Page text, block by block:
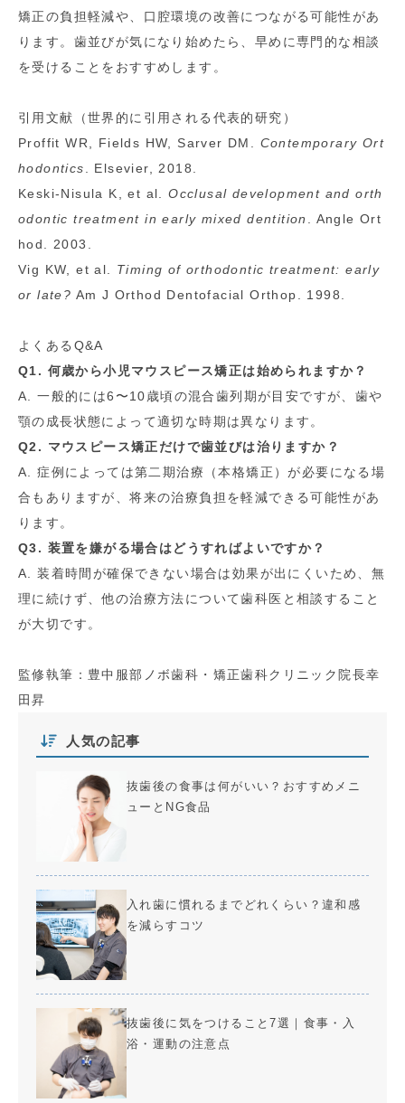
矯正の負担軽減や、口腔環境の改善につながる可能性があ
ります。歯並びが気になり始めたら、早めに専門的な相談
を受けることをおすすめします。
引用文献（世界的に引用される代表的研究）
Proffit WR, Fields HW, Sarver DM. Contemporary Ort
hodontics. Elsevier, 2018.
Keski-Nisula K, et al.Occlusal development and orth
odontic treatment in early mixed dentition . Angle Ort
hod. 2003.
Vig KW, et al. Timing of orthodontic treatment: early
or late? Am J Orthod Dentofacial Orthop. 1998.
よくあるQ&A
Q1. 何歳から小児マウスピース矯正は始められますか？
A. 一般的には6〜10歳頃の混合歯列期が目安ですが、歯や
顎の成長状態によって適切な時期は異なります。
Q2. マウスピース矯正だけで歯並びは治りますか？
A. 症例によっては第二期治療（本格矯正）が必要になる場
合もありますが、将来の治療負担を軽減できる可能性があ
ります。
Q3. 装置を嫌がる場合はどうすればよいですか？
A. 装着時間が確保できない場合は効果が出にくいため、無
理に続けず、他の治療方法について歯科医と相談すること
が大切です。
監修執筆：豊中服部ノボ歯科・矯正歯科クリニック院長幸
田昇
人気の記事
抜歯後の食事は何がいい？おすすめメニ
ューとNG食品
入れ歯に慣れるまでどれくらい？違和感
を減らすコツ
抜歯後に気をつけること7選｜食事・入
浴・運動の注意点